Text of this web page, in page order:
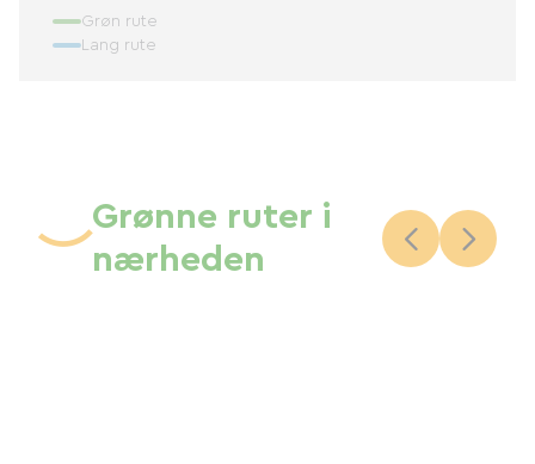
Grøn rute
Lang rute
Grønne ruter i
nærheden